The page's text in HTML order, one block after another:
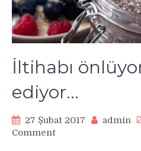
İltihabı
ediyor…
27 Şubat 2017 admin
Commenton